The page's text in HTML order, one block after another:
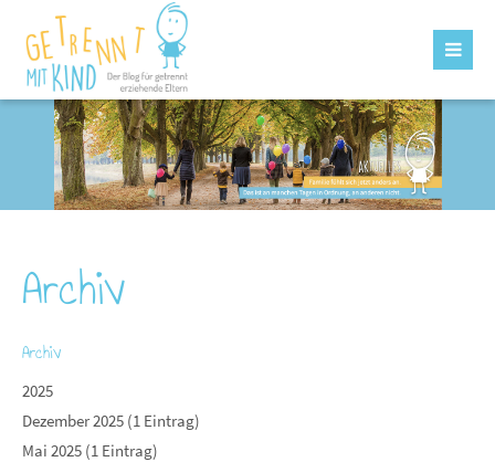
Archiv
Archiv
2025
Dezember 2025 (1 Eintrag)
Mai 2025 (1 Eintrag)